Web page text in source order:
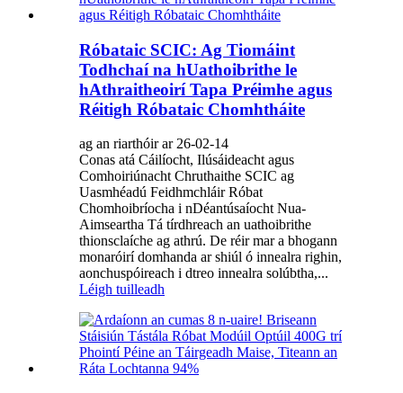
Róbataic SCIC: Ag Tiomáint
Todhchaí na hUathoibrithe le
hAthraitheoirí Tapa Préimhe agus
Réitigh Róbataic Chomhtháite
ag an riarthóir ar 26-02-14
Conas atá Cáilíocht, Ilúsáideacht agus
Comhoiriúnacht Chruthaithe SCIC ag
Uasmhéadú Feidhmchláir Róbat
Chomhoibríocha i nDéantúsaíocht Nua-
Aimseartha Tá tírdhreach an uathoibrithe
thionsclaíche ag athrú. De réir mar a bhogann
monaróirí domhanda ar shiúl ó innealra righin,
aonchuspóireach i dtreo innealra solúbtha,...
Léigh tuilleadh